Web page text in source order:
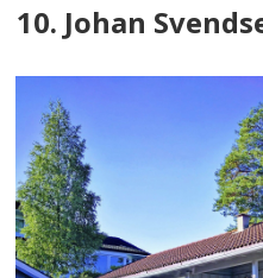
10. Johan